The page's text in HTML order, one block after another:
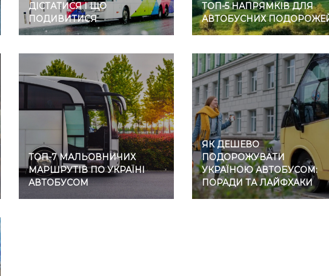
ДІСТАТИСЯ І ЩО
ПОДИВИТИСЯ
ТОП-5 НАПРЯМКІВ ДЛЯ
АВТОБУСНИХ
ТОП-7 МАЛЬОВНИЧИХ
МАРШРУТІВ ПО УКРАЇНІ
АВТОБУСОМ
ЯК ДЕШЕВО
ПОДОРОЖУВАТИ
УКРАЇНОЮ АВТОБУСОМ:
ПОРАДИ ТА ЛАЙФХАКИ